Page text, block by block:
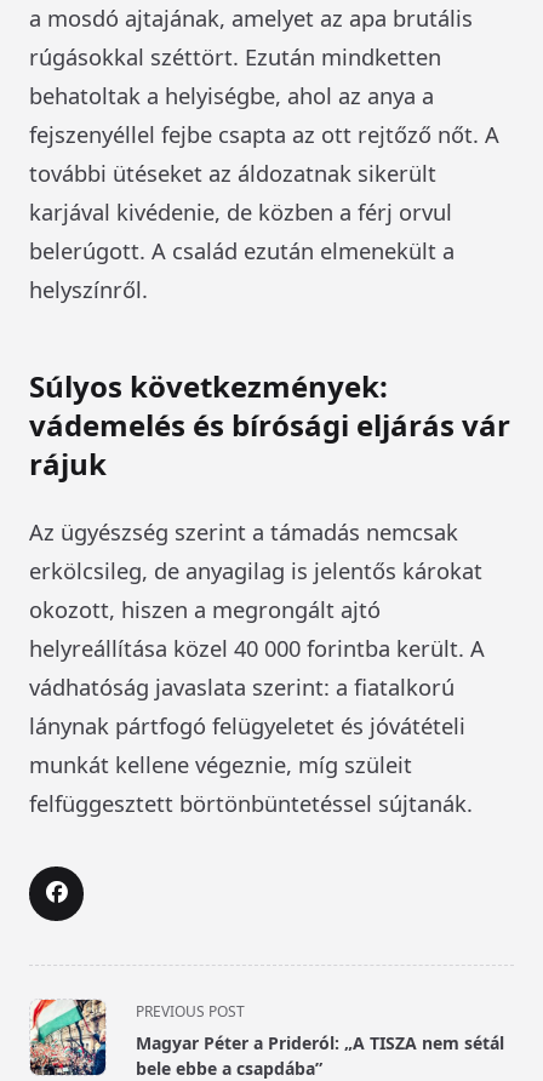
a mosdó ajtajának, amelyet az apa brutális
rúgásokkal széttört. Ezután mindketten
behatoltak a helyiségbe, ahol az anya a
fejszenyéllel fejbe csapta az ott rejtőző nőt. A
további ütéseket az áldozatnak sikerült
karjával kivédenie, de közben a férj orvul
belerúgott. A család ezután elmenekült a
helyszínről.
Súlyos következmények:
vádemelés és bírósági eljárás vár
rájuk
Az ügyészség szerint a támadás nemcsak
erkölcsileg, de anyagilag is jelentős károkat
okozott, hiszen a megrongált ajtó
helyreállítása közel 40 000 forintba került. A
vádhatóság javaslata szerint: a fiatalkorú
lánynak pártfogó felügyeletet és jóvátételi
munkát kellene végeznie, míg szüleit
felfüggesztett börtönbüntetéssel sújtanák.
<span
class="nav-
subtitle
PREVIOUS POST
Magyar Péter a Prideról: „A TISZA nem sétál
bele ebbe a csapdába”